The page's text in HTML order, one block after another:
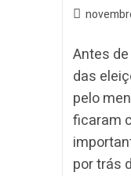
Antes
das
pelo
ficaram
por trás